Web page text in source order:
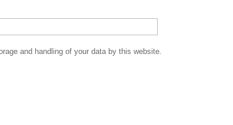
and handling of your data by this website.